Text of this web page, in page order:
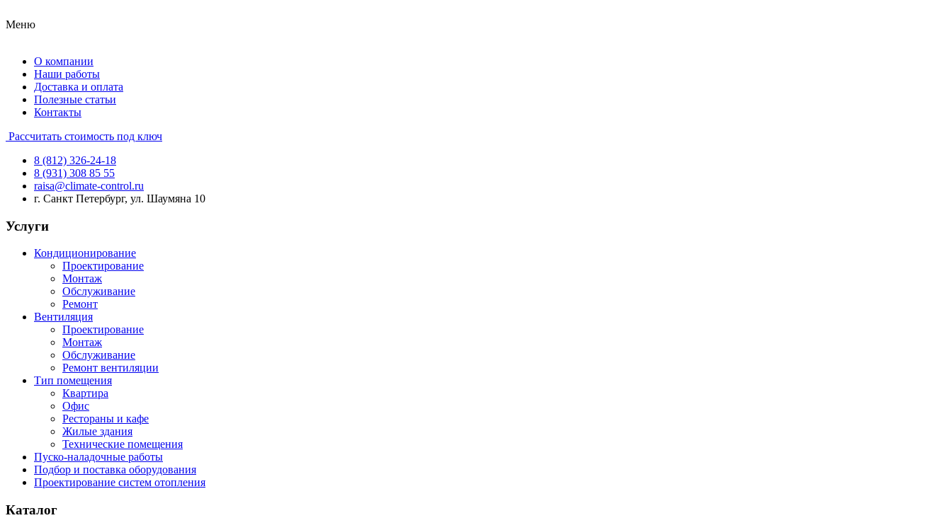
Меню
О компании
Наши работы
Доставка и оплата
Полезные статьи
Контакты
Рассчитать стоимость под ключ
8 (812) 326-24-18
8 (931) 308 85 55
raisa@climate-control.ru
г. Санкт Петербург, ул. Шаумяна 10
Услуги
Кондиционирование
Проектирование
Монтаж
Обслуживание
Ремонт
Вентиляция
Проектирование
Монтаж
Обслуживание
Ремонт вентиляции
Тип помещения
Квартира
Офис
Рестораны и кафе
Жилые здания
Технические помещения
Пуско-наладочные работы
Подбор и поставка оборудования
Проектирование систем отопления
Каталог